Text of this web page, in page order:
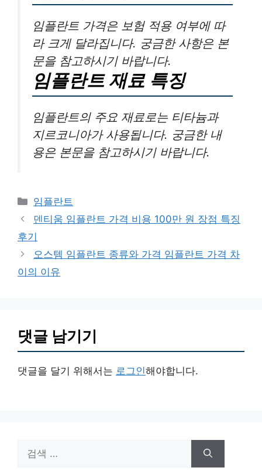
임플란트 가격은 보험 적용 여부에 따
라 크게 달라집니다. 궁금한 사항은 본
문을 참고하시기 바랍니다.
임플란트 재료 특징
임플란트의 주요 재료로는 티타늄과
지르코니아가 사용됩니다. 궁금한 내
용은 본문을 참고하시기 바랍니다.
카
테
리
임플란트
덴티움 임플란트 가격 비용 100만 원 장점 특징
후기
오스템 임플란트 종류와 가격 임플란트 가격 차
이의 이유
댓글 남기기
댓글을 달기 위해서는 로그인해야합니다.
색: